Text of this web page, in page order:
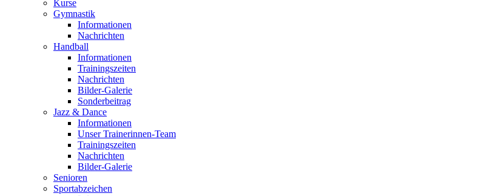
Kurse
Gymnastik
Informationen
Nachrichten
Handball
Informationen
Trainingszeiten
Nachrichten
Bilder-Galerie
Sonderbeitrag
Jazz & Dance
Informationen
Unser Trainerinnen-Team
Trainingszeiten
Nachrichten
Bilder-Galerie
Senioren
Sportabzeichen